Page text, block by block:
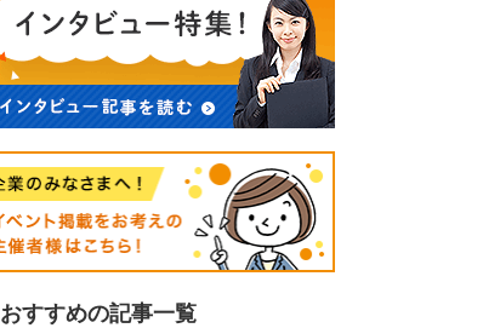
おすすめの記事一覧